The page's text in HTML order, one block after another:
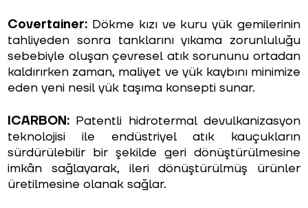
Covertainer: Dökme kızı ve kuru yük gemilerinin
tahliyeden sonra tanklarını yıkama zorunluluğu
sebebiyle oluşan çevresel atık sorununu ortadan
kaldırırken zaman, maliyet ve yük kaybını minimize
eden yeni nesil yük taşıma konsepti sunar.
ICARBON: Patentli hidrotermal devulkanizasyon
teknolojisi ile endüstriyel atık kauçukların
sürdürülebilir bir şekilde geri dönüştürülmesine
imkân sağlayarak, ileri dönüştürülmüş ürünler
üretilmesine olanak sağlar.